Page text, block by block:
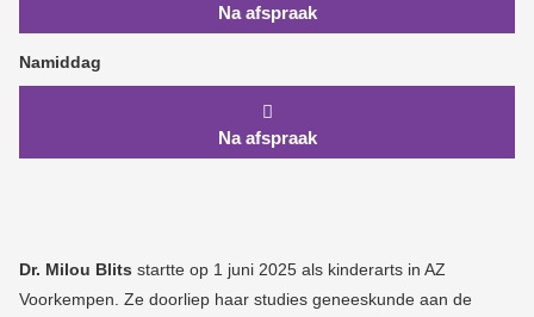
Na afspraak
Namiddag
Na afspraak
Dr. Milou Blits startte op 1 juni 2025 als kinderarts in AZ
Voorkempen. Ze doorliep haar studies geneeskunde aan de